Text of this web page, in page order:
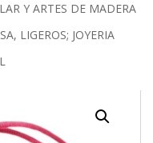
Y ARTES DE MADERA
LIGEROS; JOYERIA